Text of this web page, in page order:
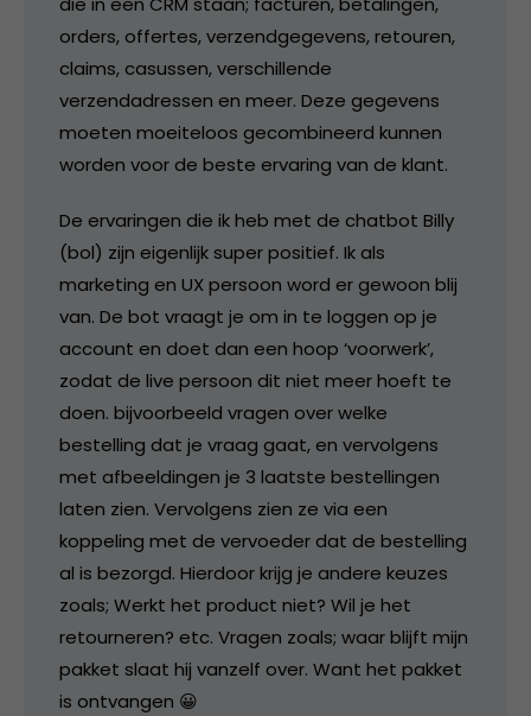
orders, offertes, verzendgegevens, retouren,
claims, casussen, verschillende
verzendadressen en meer. Deze gegevens
moeten moeiteloos gecombineerd kunnen
worden voor de beste ervaring van de klant.
De ervaringen die ik heb met de chatbot Billy
(bol) zijn eigenlijk super positief. Ik als
marketing en UX persoon word er gewoon blij
van. De bot vraagt je om in te loggen op je
account en doet dan een hoop ‘voorwerk’,
zodat de live persoon dit niet meer hoeft te
doen. bijvoorbeeld vragen over welke
bestelling dat je vraag gaat, en vervolgens
met afbeeldingen je 3 laatste bestellingen
laten zien. Vervolgens zien ze via een
koppeling met de vervoeder dat de bestelling
al is bezorgd. Hierdoor krijg je andere keuzes
zoals; Werkt het product niet? Wil je het
retourneren? etc. Vragen zoals; waar blijft mijn
pakket slaat hij vanzelf over. Want het pakket
is ontvangen 😀